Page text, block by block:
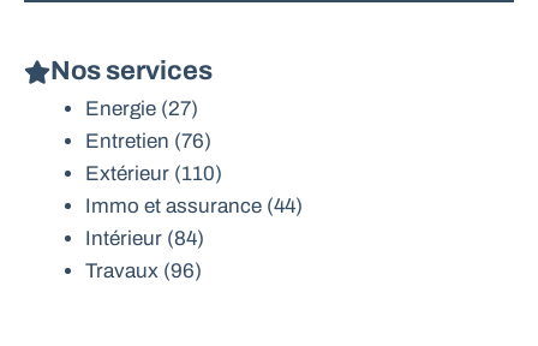
Nos services
Energie (27)
Entretien (76)
Extérieur (110)
Immo et assurance (44)
Intérieur (84)
Travaux (96)